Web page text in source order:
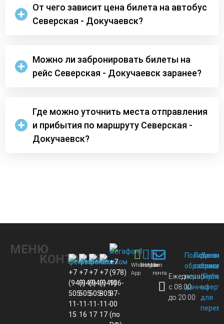
От чего зависит цена билета на автобус
Северская - Докучаевск?
Можно ли забронировать билеты на
рейс Северская - Докучаевск заранее?
Где можно уточнить места отправления
и прибытия по маршруту Северская -
Докучаевск?
МЕНЮ
КОНТАКТЫ
+7
(949)
505-
11-
15
+7
(949)
505-
11-
16
+7
(949)
505-
11-
17
+7
(949)
805-
11-
17
+7
(978)
106-
87-
00
(по
Whats
App
Telegram
MaxЭл.
почта Ежедневно
с 08:00
до 20:00
Политика
обработки
данных
для